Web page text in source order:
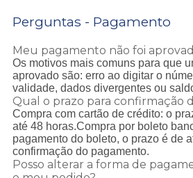
Perguntas - Pagamento
Meu pagamento não foi
Os motivos mais comuns para que
aprovado são: erro ao digitar o
validade, dados divergentes ou
Qual o prazo para confirmação
Compra com cartão de crédito: o
até 48 horas.Compra por boleto
pagamento do boleto, o prazo é de
confirmação do pagamento.
Posso alterar a forma de